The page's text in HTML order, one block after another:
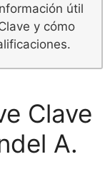
útil
y cómo
Clave
A.